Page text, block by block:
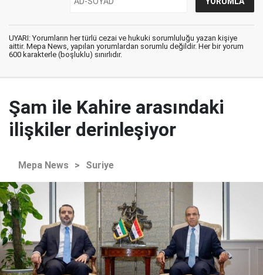
UYARI: Yorumların her türlü cezai ve hukuki sorumluluğu yazan kişiye
aittir. Mepa News, yapılan yorumlardan sorumlu değildir. Her bir yorum
600 karakterle (boşluklu) sınırlıdır.
Şam ile Kahire arasındaki
ilişkiler derinleşiyor
Mepa News > Suriye